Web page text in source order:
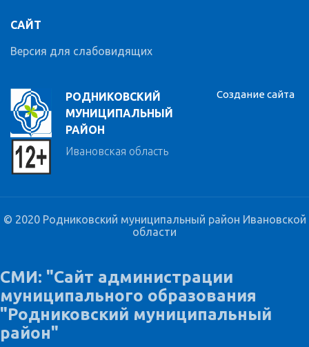
РОДНИКОВСКИЙ
МУНИЦИПАЛЬНЫЙ
РАЙОН
Ивановская область
САЙТ
Версия для слабовидящих
Создание сайта
© 2020 Родниковский муниципальный район Ивановской
области
СМИ: "Сайт администрации
муниципального образования
"Родниковский муниципальный
район"